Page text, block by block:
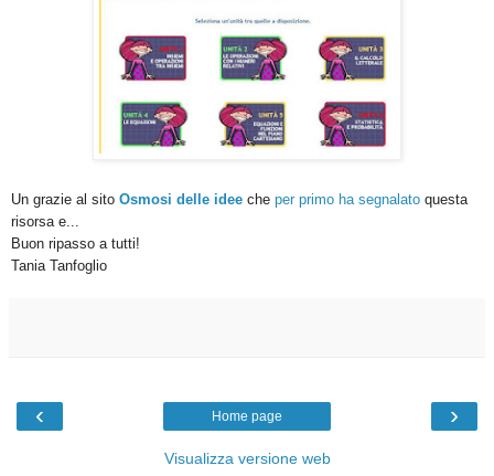
Un grazie al sito Osmosi delle idee che per primo ha segnalato questa
risorsa e...
Buon ripasso a tutti!
Tania Tanfoglio
‹ ›
Home page
Visualizza versione web